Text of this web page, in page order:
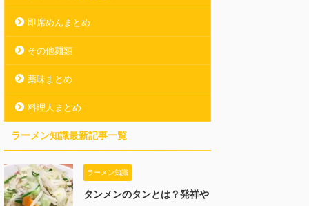
即席めんまとめ
その他麺類
薬味まとめ
料理人まとめ
ラーメン知識最新記事一覧
ラーメン知識
タンメンのタンとは？発祥や